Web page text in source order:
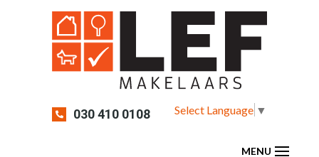
030 410 0108 Select Language ▼